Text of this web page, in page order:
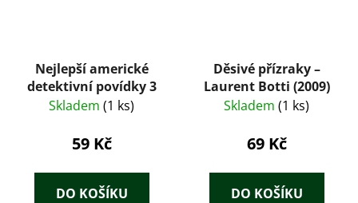
Nejlepší americké
detektivní povídky 3
Skladem (1 ks)
59 Kč
DO KOŠÍKU
Děsivé přízraky –
Laurent Botti (2009)
Skladem (1 ks)
69 Kč
DO KOŠÍKU